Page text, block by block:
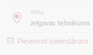
Vieta
Jelgavas tehnikums
Pievienot kalendāram